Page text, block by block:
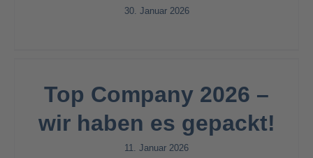
30. Januar 2026
Top Company 2026 –
wir haben es gepackt!
11. Januar 2026